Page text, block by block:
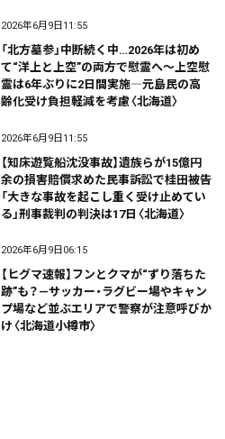
2026年6月9日11:55
「北方墓参」中断続く中…2026年は初め
て“洋上と上空”の両方で慰霊へ～上空慰
霊は6年ぶりに2日間実施―元島民の高
齢化受け負担軽減を考慮〈北海道〉
2026年6月9日11:55
【知床遊覧船沈没事故】遺族らが15億円
余の損害賠償求めた民事訴訟で桂田被告
「大きな事故を起こし重く受け止めてい
る」刑事裁判の判決は17日〈北海道〉
2026年6月9日06:15
【ヒグマ速報】フンとクマが“ずり落ちた
跡”も？—サッカー・ラグビー場やキャン
プ場など並ぶエリアで警察が注意呼びか
け〈北海道小樽市〉